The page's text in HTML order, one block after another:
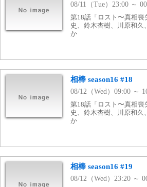
08/11（Tue）23:00 ～
第18話「ロスト〜真相喪
史、鈴木杏樹、川原和
か
相棒 season16 #18
08/12（Wed）09:00 ～
第18話「ロスト〜真相喪
史、鈴木杏樹、川原和
か
相棒 season16 #19
08/12（Wed）23:20 ～